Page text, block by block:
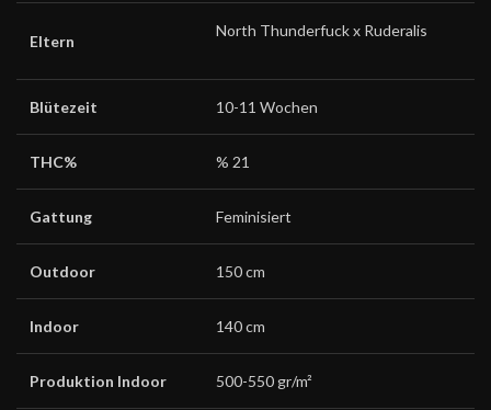
Eltern
North Thunderfuck x Ruderalis
Blütezeit 10-11 Wochen
THC% % 21
Gattung Feminisiert
Outdoor 150 cm
Indoor 140 cm
Produktion Indoor 500-550 gr/m²